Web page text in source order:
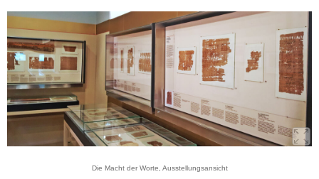
Die Macht der Worte, Ausstellungsansicht